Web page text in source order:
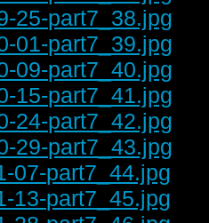
25-part7_38.jpg
01-part7_39.jpg
09-part7_40.jpg
15-part7_41.jpg
24-part7_42.jpg
29-part7_43.jpg
07-part7_44.jpg
13-part7_45.jpg